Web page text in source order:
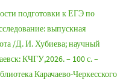
подготовки к ЕГЭ по
выпускная
/Д. И. Хубиева; научный
КЧГУ,2026. – 100 с. –
Карачаево-Черкесского